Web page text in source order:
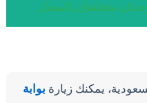
مختلفتان بالمعدل
يمكنك زيارة بوابة